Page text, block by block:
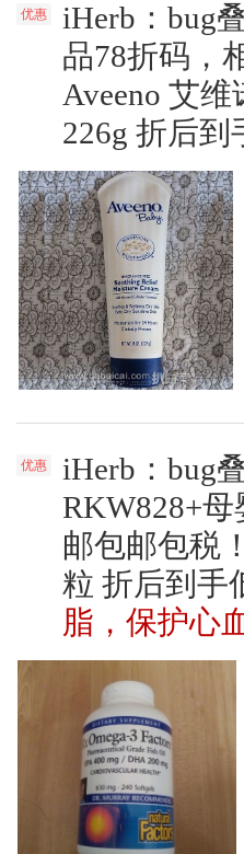
优惠
iHerb：bug
品78折码，
Aveeno 艾
226g 折后到
优惠
iHerb：bug
RKW828+
邮包邮包税
粒 折后到手
脂，保护心